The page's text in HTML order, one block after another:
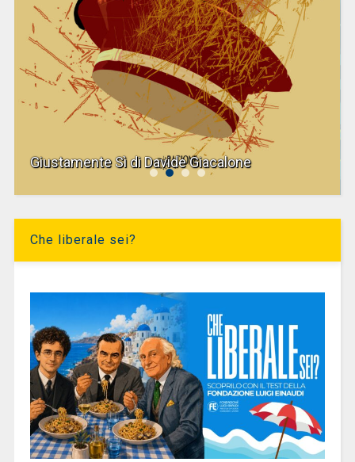
Giustamente Sì di Davide Giacalone
Che liberale sei?